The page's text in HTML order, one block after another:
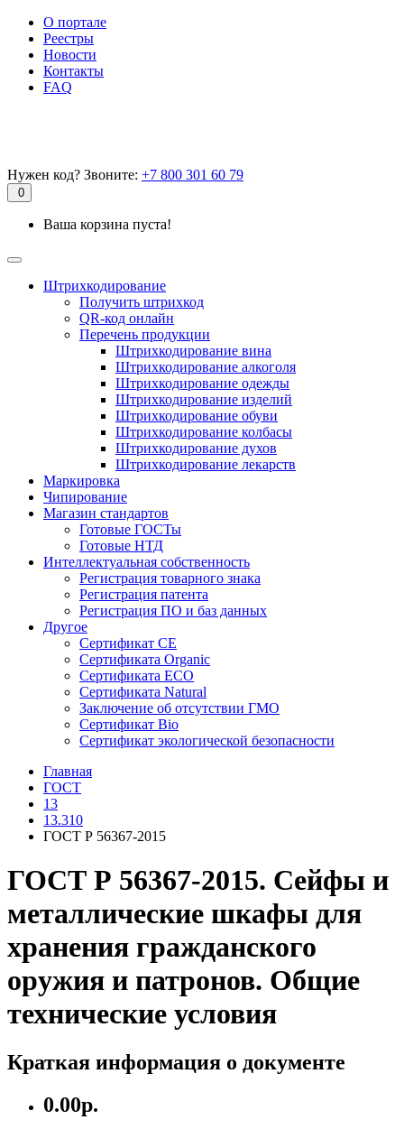
О портале
Реестры
Новости
Контакты
FAQ
Нужен код? Звоните: +7 800 301 60 79
0
Ваша корзина пуста!
Штрихкодирование
Получить штрихкод
QR-код онлайн
Перечень продукции
Штрихкодирование вина
Штрихкодирование алкоголя
Штрихкодирование одежды
Штрихкодирование изделий
Штрихкодирование обуви
Штрихкодирование колбасы
Штрихкодирование духов
Штрихкодирование лекарств
Маркировка
Чипирование
Магазин стандартов
Готовые ГОСТы
Готовые НТД
Интеллектуальная собственность
Регистрация товарного знака
Регистрация патента
Регистрация ПО и баз данных
Другое
Сертификат СЕ
Сертификата Organic
Сертификата ECO
Сертификата Natural
Заключение об отсутствии ГМО
Сертификат Bio
Сертификат экологической безопасности
Главная
ГОСТ
13
13.310
ГОСТ Р 56367-2015
ГОСТ Р 56367-2015. Сейфы и
металлические шкафы для
хранения гражданского
оружия и патронов. Общие
технические условия
Краткая информация о документе
0.00р.